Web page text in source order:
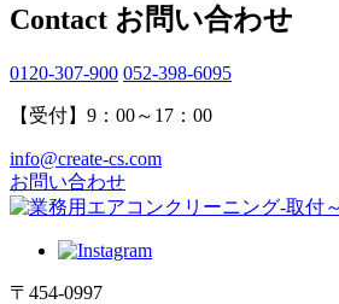
Contact お問い合わせ
0120-307-900 052-398-6095
【受付】9：00～17：00
info@create-cs.com
お問い合わせ
〒454-0997